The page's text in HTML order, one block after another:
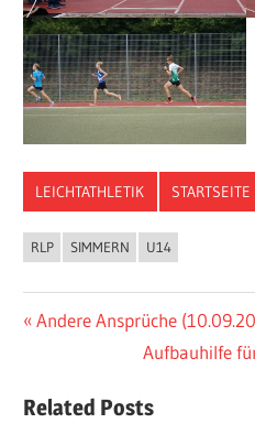
LEICHTATHLETIK
RLP SIMMERN U14
Vorheriger
Andere Ansprüche
Nächster
Aufbauhilfe
Related Posts